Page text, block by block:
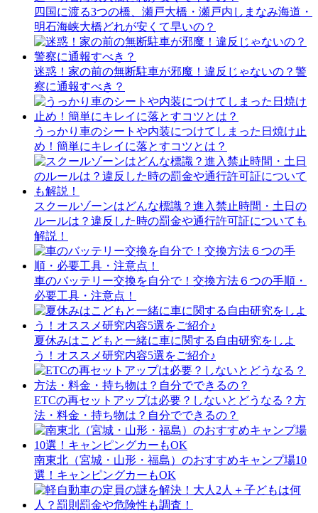
四国に渡る3つの橋、瀬戸大橋・瀬戸内しまなみ海道・
明石海峡大橋どれが安くて早いの？
迷惑！家の前の無断駐車が邪魔！違反じゃないの？警
察に通報すべき？
うっかり車のシートや内装につけてしまった日焼け止
め！簡単にキレイに落とすコツとは？
スクールゾーンはどんな標識？進入禁止時間・土日の
ルールは？違反した時の罰金や通行許可証についても
解説！
車のバッテリー交換を自分で！交換方法６つの手順・
必要工具・注意点！
夏休みはこどもと一緒に車に関する自由研究をしよ
う！オススメ研究内容5選をご紹介♪
ETCの再セットアップは必要？しないとどうなる？方
法・料金・持ち物は？自分でできるの？
南東北（宮城・山形・福島）のおすすめキャンプ場10
選！キャンピングカーもOK